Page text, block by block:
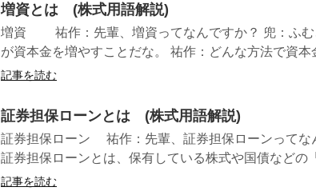
増資とは (株式用語解説)
増資 祐作：先輩、増資ってなんですか？ 兜：ふむ
が資本金を増やすことだな。 祐作：どんな方法で資本
記事を読む
証券担保ローンとは (株式用語解説)
証券担保ローン 祐作：先輩、証券担保ローンってな
証券担保ローンとは、保有している株式や国債などの
記事を読む